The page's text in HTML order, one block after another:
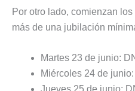
Por otro lado, comienzan
más de una jubilación
Martes 23 de junio:
Miércoles 24 de